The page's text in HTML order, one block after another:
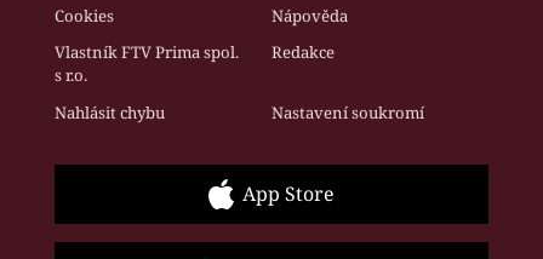
Cookies
Nápověda
Vlastník FTV Prima spol.
s r.o.
Redakce
Nahlásit chybu Nastavení soukromí
App Store